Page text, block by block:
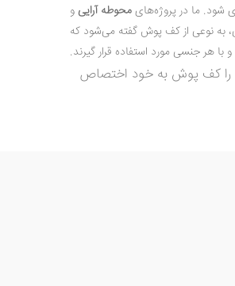
شود. ما در پروژه‌هایمحوطه آرایی و
به نوعی ازکف پوش گفته می‌شود که
هر جنسی مورد استفاده قرار گیرند.
کف پوش به خود اختصاص